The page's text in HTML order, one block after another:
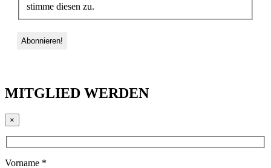
stimme diesen zu.
MITGLIED WERDEN
×
Vorname *